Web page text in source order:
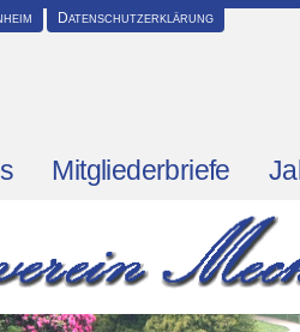
Datenschutzerklärung
Mitgliederbriefe